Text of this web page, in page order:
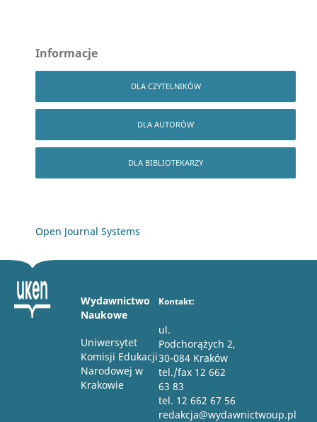
Informacje
DLA CZYTELNIKÓW
DLA AUTORÓW
DLA BIBLIOTEKARZY
Open Journal Systems
Wydawnictwo
Naukowe
Uniwersytet
Komisji Edukacji
Narodowej w
Krakowie
Kontakt:
ul.
Podchorążych 2,
30-084 Kraków
tel./fax 12 662
63 83
tel. 12 662 67 56
redakcja@wydawnictwoup.pl